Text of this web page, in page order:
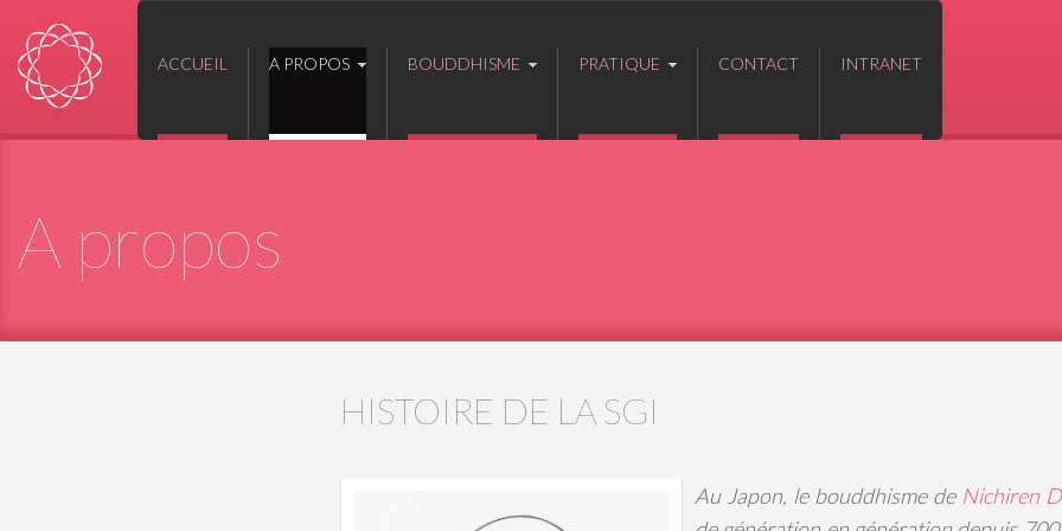
ACCUEIL A PROPOS BOUDDHISME PRATIQUE CONTACT INTRANET
A propos
HISTOIRE DE LA SGI
Au Japon, le bouddhisme de Nichiren